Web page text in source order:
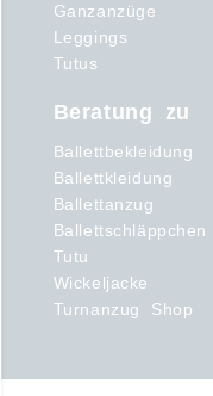
Ganzanzüge
Leggings
Tutus
Beratung zu
Ballettbekleidung
Ballettkleidung
Ballettanzug
Ballettschläppchen
Tutu
Wickeljacke
Turnanzug Shop